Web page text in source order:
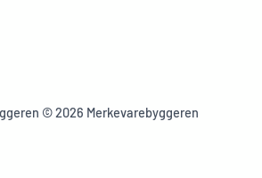
© 2026 Merkevarebyggeren